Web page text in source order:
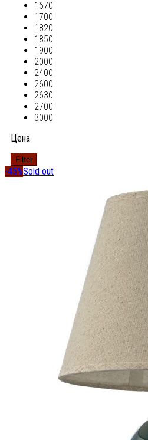
1670
1700
1820
1850
1900
2000
2400
2600
2630
2700
3000
Цена
Filter
-45%Sold out